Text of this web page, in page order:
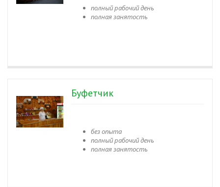
полный рабочий день
полная занятость
Буфетчик
без опыта
полный рабочий день
полная занятость